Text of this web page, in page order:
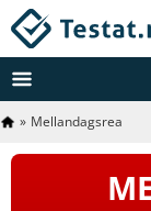
Hoppa
till
innehåll
» Mellandagsrea